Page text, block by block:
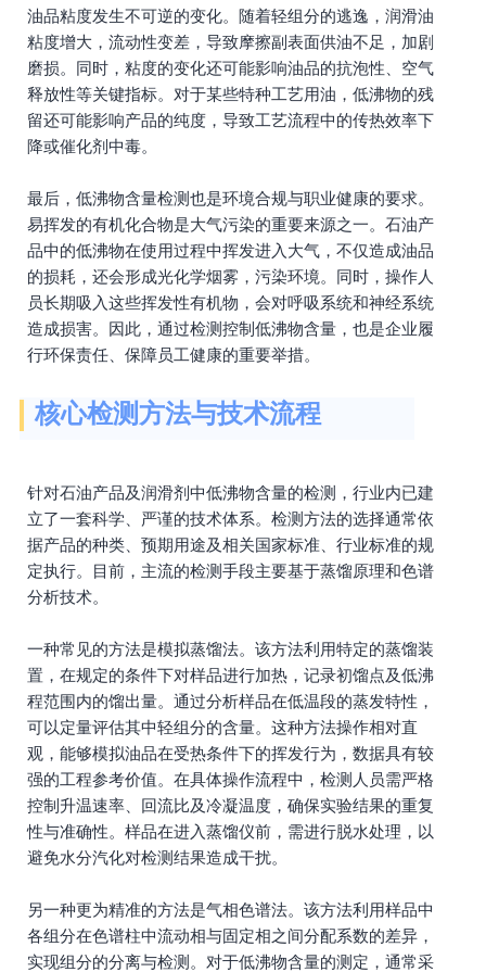
油品粘度发生不可逆的变化。随着轻组分的逃逸，润滑油
粘度增大，流动性变差，导致摩擦副表面供油不足，加剧
磨损。同时，粘度的变化还可能影响油品的抗泡性、空气
释放性等关键指标。对于某些特种工艺用油，低沸物的残
留还可能影响产品的纯度，导致工艺流程中的传热效率下
降或催化剂中毒。
最后，低沸物含量检测也是环境合规与职业健康的要求。
易挥发的有机化合物是大气污染的重要来源之一。石油产
品中的低沸物在使用过程中挥发进入大气，不仅造成油品
的损耗，还会形成光化学烟雾，污染环境。同时，操作人
员长期吸入这些挥发性有机物，会对呼吸系统和神经系统
造成损害。因此，通过检测控制低沸物含量，也是企业履
行环保责任、保障员工健康的重要举措。
核心检测方法与技术流程
针对石油产品及润滑剂中低沸物含量的检测，行业内已建
立了一套科学、严谨的技术体系。检测方法的选择通常依
据产品的种类、预期用途及相关国家标准、行业标准的规
定执行。目前，主流的检测手段主要基于蒸馏原理和色谱
分析技术。
一种常见的方法是模拟蒸馏法。该方法利用特定的蒸馏装
置，在规定的条件下对样品进行加热，记录初馏点及低沸
程范围内的馏出量。通过分析样品在低温段的蒸发特性，
可以定量评估其中轻组分的含量。这种方法操作相对直
观，能够模拟油品在受热条件下的挥发行为，数据具有较
强的工程参考价值。在具体操作流程中，检测人员需严格
控制升温速率、回流比及冷凝温度，确保实验结果的重复
性与准确性。样品在进入蒸馏仪前，需进行脱水处理，以
避免水分汽化对检测结果造成干扰。
另一种更为精准的方法是气相色谱法。该方法利用样品中
各组分在色谱柱中流动相与固定相之间分配系数的差异，
实现组分的分离与检测。对于低沸物含量的测定，通常采